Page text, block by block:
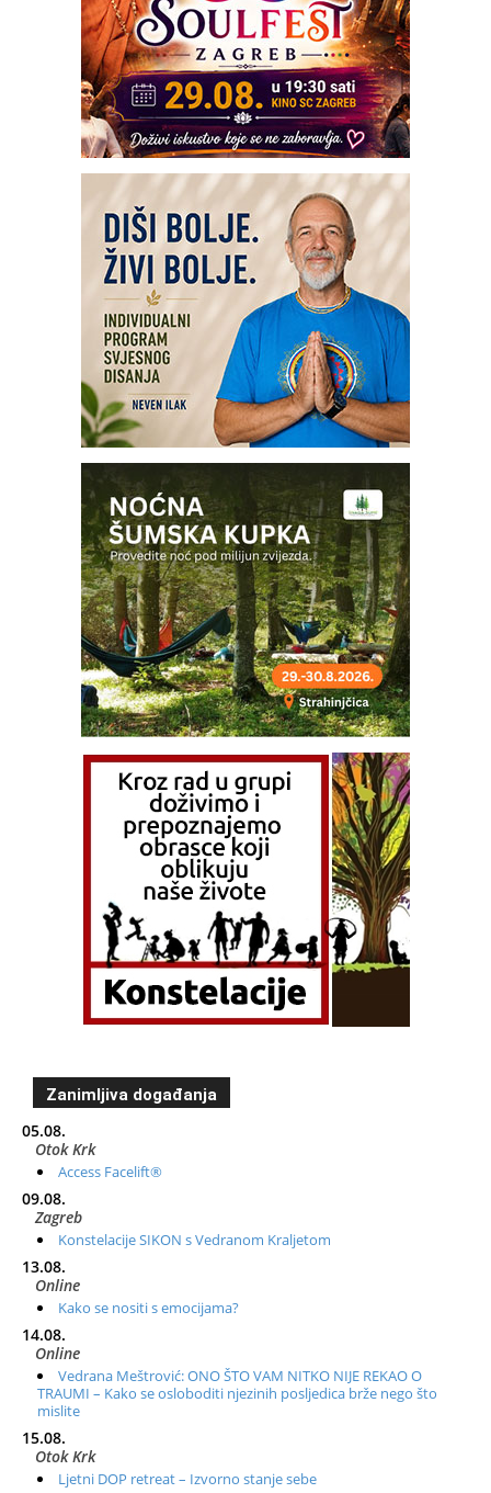
Zanimljiva događanja
05.08.
Otok Krk
Access Facelift®
09.08.
Zagreb
Konstelacije SIKON s Vedranom Kraljetom
13.08.
Online
Kako se nositi s emocijama?
14.08.
Online
Vedrana Meštrović: ONO ŠTO VAM NITKO NIJE REKAO O
TRAUMI – Kako se osloboditi njezinih posljedica brže nego što
mislite
15.08.
Otok Krk
Ljetni DOP retreat – Izvorno stanje sebe